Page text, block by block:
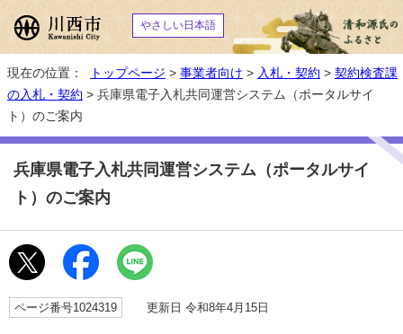
やさしい日本語
現在の位置： トップページ > 事業者向け > 入札・契約 > 契約検査課
の入札・契約 > 兵庫県電子入札共同運営システム（ポータルサイ
ト）のご案内
兵庫県電子入札共同運営システム（ポータルサイ
ト）のご案内
ページ番号1024319 更新日 令和8年4月15日